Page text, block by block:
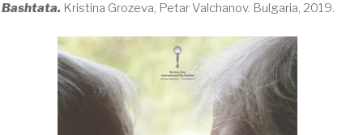
Bashtata. Kristina Grozeva, Petar Valchanov. Bulgaria, 2019.